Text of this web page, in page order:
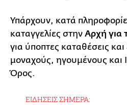
Υπάρχουν, κατά
καταγγελίες στην Αρχή για
για ύποπτες καταθέσεις
μοναχούς, ηγουμένους και
Όρος.
ΕΙΔΗΣΕΙΣ ΣΗΜΕΡΑ: